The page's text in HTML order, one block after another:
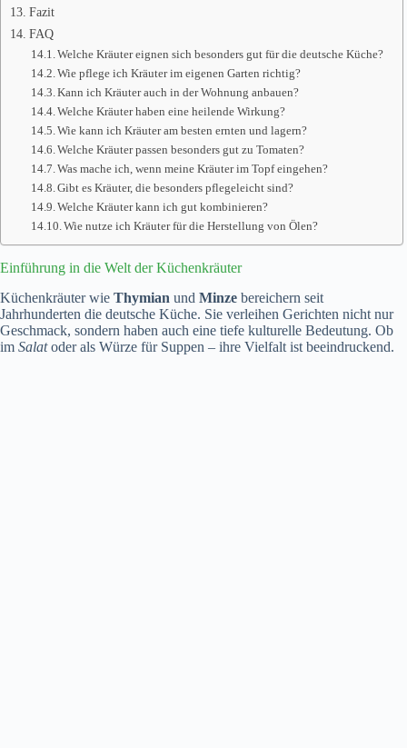
Fazit
FAQ
Welche Kräuter eignen sich besonders gut für die deutsche Küche?
Wie pflege ich Kräuter im eigenen Garten richtig?
Kann ich Kräuter auch in der Wohnung anbauen?
Welche Kräuter haben eine heilende Wirkung?
Wie kann ich Kräuter am besten ernten und lagern?
Welche Kräuter passen besonders gut zu Tomaten?
Was mache ich, wenn meine Kräuter im Topf eingehen?
Gibt es Kräuter, die besonders pflegeleicht sind?
Welche Kräuter kann ich gut kombinieren?
Wie nutze ich Kräuter für die Herstellung von Ölen?
Einführung in die Welt der Küchenkräuter
Küchenkräuter wie Thymian und Minze bereichern seit
Jahrhunderten die deutsche Küche. Sie verleihen Gerichten nicht nur
Geschmack, sondern haben auch eine tiefe kulturelle Bedeutung. Ob
im Salatoder als Würze für Suppen – ihre Vielfalt ist beeindruckend.